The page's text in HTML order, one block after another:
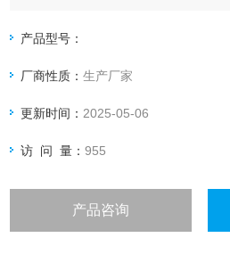
产品型号：
厂商性质：生产厂家
更新时间： 2025-05-06
访 问 量：955
产品咨询